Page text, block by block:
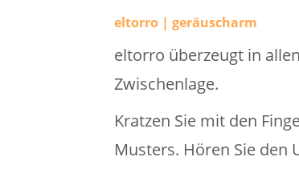
eltorro | geräuscharm
eltorro überzeugt in
Zwischenlage.
Kratzen Sie mit den
Musters. Hören Sie den